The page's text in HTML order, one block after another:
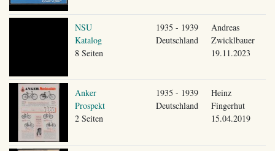
NSU
Katalog
8 Seiten
1935 - 1939
Deutschland
Andreas
Zwicklbauer
19.11.2023
Anker
Prospekt
2 Seiten
1935 - 1939
Deutschland
Heinz
Fingerhut
15.04.2019